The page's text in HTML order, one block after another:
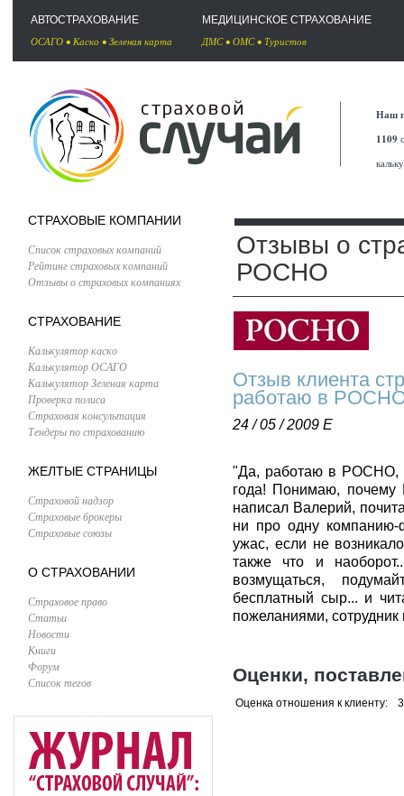
АВТОСТРАХОВАНИЕ
ОСАГО • Каско • Зеленая карта
МЕДИЦИНСКОЕ СТРАХОВАНИЕ
ДМС• ОМС• Туристов
Наш
1109
СТРАХОВЫЕ КОМПАНИИ
Список страховых компаний
Рейтинг страховых компаний
Отзывы о страховых компаниях
СТРАХОВАНИЕ
Калькулятор каско
Калькулятор ОСАГО
Калькулятор Зеленая карта
Проверка полиса
Страховая консультация
Тендеры по страхованию
ЖЕЛТЫЕ СТРАНИЦЫ
Страховой надзор
Страховые брокеры
Страховые союзы
О СТРАХОВАНИИ
Страховое право
Статьи
Новости
Книги
Форум
Список тегов
Отзывы о
РОСНО
Отзыв клиента
работаю в
24 / 05 / 2009 Е
"Да, работаю в РОСНО,
года! Понимаю,
написал Валерий,
ни про одну компанию-
ужас, если не
также что и
возмущаться,
бесплатный сыр... и
пожеланиями,
Оценки,
Оценка отношения к клиенту: 3